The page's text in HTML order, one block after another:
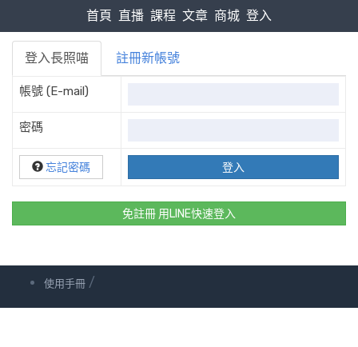
首頁 直播 課程 文章 商城 登入
登入長照喵 註冊新帳號
帳號 (E-mail)
密碼
忘記密碼
免註冊 用LINE快速登入
使用手冊 /